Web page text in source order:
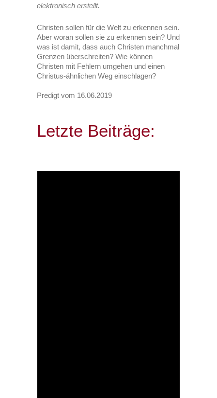
elektronisch erstellt.
Christen sollen für die Welt zu erkennen sein.
Aber woran sollen sie zu erkennen sein? Und
was ist damit, dass auch Christen manchmal
Grenzen überschreiten? Wie können
Christen mit Fehlern umgehen und einen
Christus-ähnlichen Weg einschlagen?
Predigt vom 16.06.2019
Letzte Beiträge: